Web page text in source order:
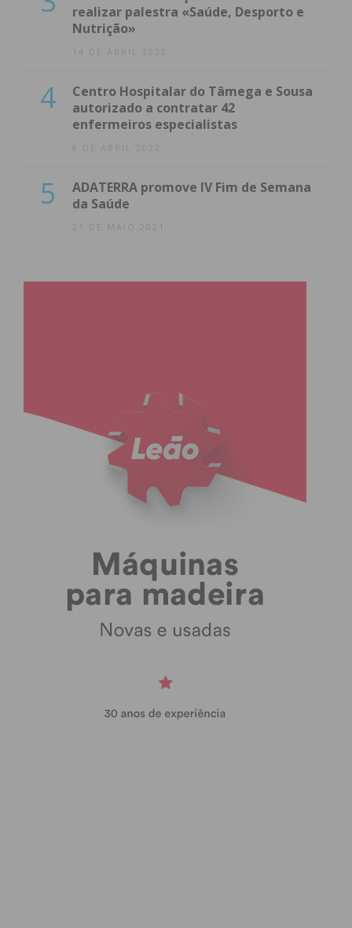
realizar palestra «Saúde, Desporto e
Nutrição»
14 DE ABRIL 2022
4
Centro Hospitalar do Tâmega e Sousa
autorizado a contratar 42
enfermeiros especialistas
8 DE ABRIL 2022
5
ADATERRA promove IV Fim de Semana
da Saúde
21 DE MAIO 2021